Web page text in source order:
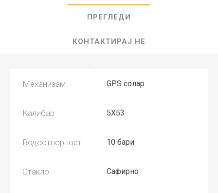
ПРЕГЛЕДИ
КОНТАКТИРАЈ НЕ
Механизам GPS солар
Калибар 5X53
Водоотпорност 10 бари
Стакло Сафирно